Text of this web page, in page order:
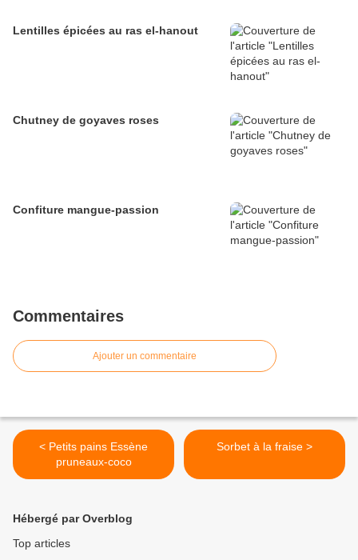
Lentilles épicées au ras el-hanout
Chutney de goyaves roses
Confiture mangue-passion
Commentaires
Ajouter un commentaire
< Petits pains Essène
pruneaux-coco
Sorbet à la fraise >
Hébergé par Overblog
Top articles